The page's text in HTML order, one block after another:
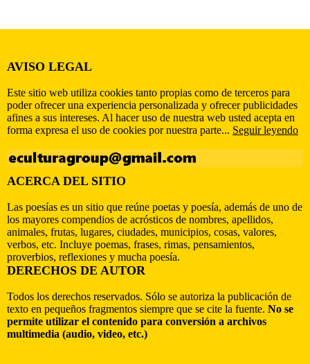
AVISO LEGAL
Este sitio web utiliza cookies tanto propias como de terceros para
poder ofrecer una experiencia personalizada y ofrecer publicidades
afines a sus intereses. Al hacer uso de nuestra web usted acepta en
forma expresa el uso de cookies por nuestra parte... Seguir leyendo
ACERCA DEL SITIO
Las poesías es un sitio que reúne poetas y poesía, además de uno de
los mayores compendios de acrósticos de nombres, apellidos,
animales, frutas, lugares, ciudades, municipios, cosas, valores,
verbos, etc. Incluye poemas, frases, rimas, pensamientos,
proverbios, reflexiones y mucha poesía.
DERECHOS DE AUTOR
Todos los derechos reservados. Sólo se autoriza la publicación de
texto en pequeños fragmentos siempre que se cite la fuente. No se
permite utilizar el contenido para conversión a archivos
multimedia (audio, video, etc.)